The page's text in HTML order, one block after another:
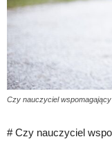
Czy nauczyciel
# Czy nauczyciel